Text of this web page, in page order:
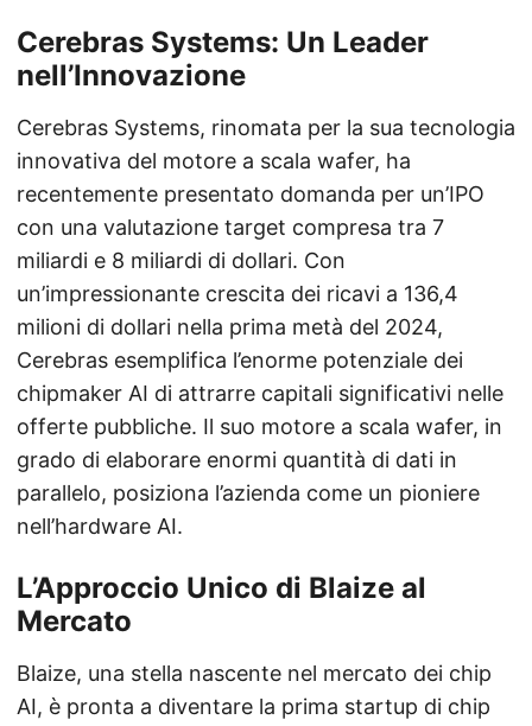
Cerebras Systems: Un Leader
nell’Innovazione
Cerebras Systems, rinomata per la sua tecnologia
innovativa del motore a scala wafer, ha
recentemente presentato domanda per un’IPO
con una valutazione target compresa tra 7
miliardi e 8 miliardi di dollari. Con
un’impressionante crescita dei ricavi a 136,4
milioni di dollari nella prima metà del 2024,
Cerebras esemplifica l’enorme potenziale dei
chipmaker AI di attrarre capitali significativi nelle
offerte pubbliche. Il suo motore a scala wafer, in
grado di elaborare enormi quantità di dati in
parallelo, posiziona l’azienda come un pioniere
nell’hardware AI.
L’Approccio Unico di Blaize al
Mercato
Blaize, una stella nascente nel mercato dei chip
AI, è pronta a diventare la prima startup di chip